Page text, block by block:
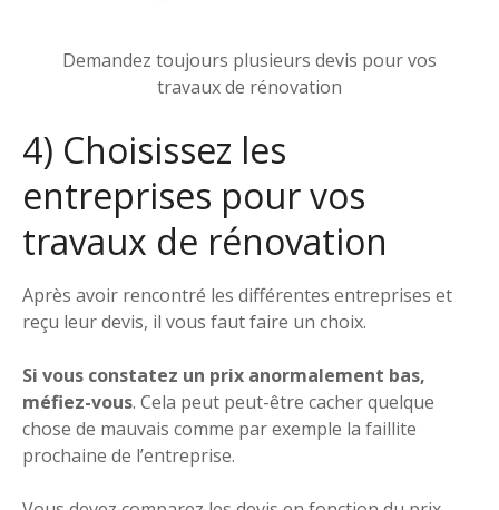
Demandez toujours plusieurs devis pour vos
travaux de rénovation
4) Choisissez les
entreprises pour vos
travaux de rénovation
Après avoir rencontré les différentes entreprises et
reçu leur devis, il vous faut faire un choix.
Si vous constatez un prix anormalement bas,
méfiez-vous. Cela peut peut-être cacher quelque
chose de mauvais comme par exemple la faillite
prochaine de l’entreprise.